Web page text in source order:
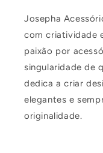
Josepha
com criatividade
paixão por
singularidade de
dedica a criar
elegantes e
originalidade.